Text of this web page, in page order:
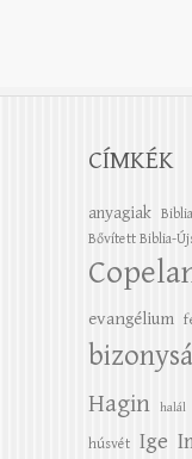
CÍMKÉK
anyagiak Biblia
Bővített Biblia-
evangélium
Hagin halál
húsvét Ige